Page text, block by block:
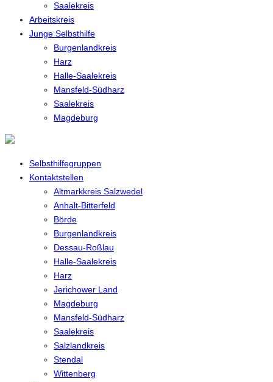
Saalekreis
Arbeitskreis
Junge Selbsthilfe
Burgenlandkreis
Harz
Halle-Saalekreis
Mansfeld-Südharz
Saalekreis
Magdeburg
Selbsthilfegruppen
Kontaktstellen
Altmarkkreis Salzwedel
Anhalt-Bitterfeld
Börde
Burgenlandkreis
Dessau-Roßlau
Halle-Saalekreis
Harz
Jerichower Land
Magdeburg
Mansfeld-Südharz
Saalekreis
Salzlandkreis
Stendal
Wittenberg